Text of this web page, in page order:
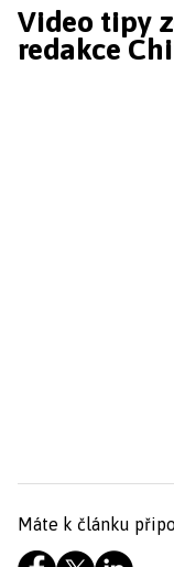
Video tipy
redakce
Máte k článku